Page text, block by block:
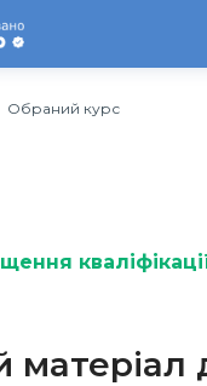
Обраний курс